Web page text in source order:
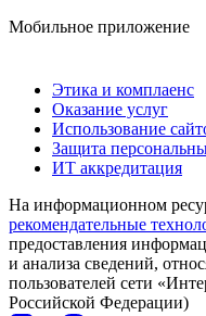
Мобильное приложение
Этика и комплаенс
Оказание услуг
Использование
Защита
ИТ аккредитация
На информационном
рекомендательные
предоставления
и анализа сведений,
пользователей сети
Российской Федерации)